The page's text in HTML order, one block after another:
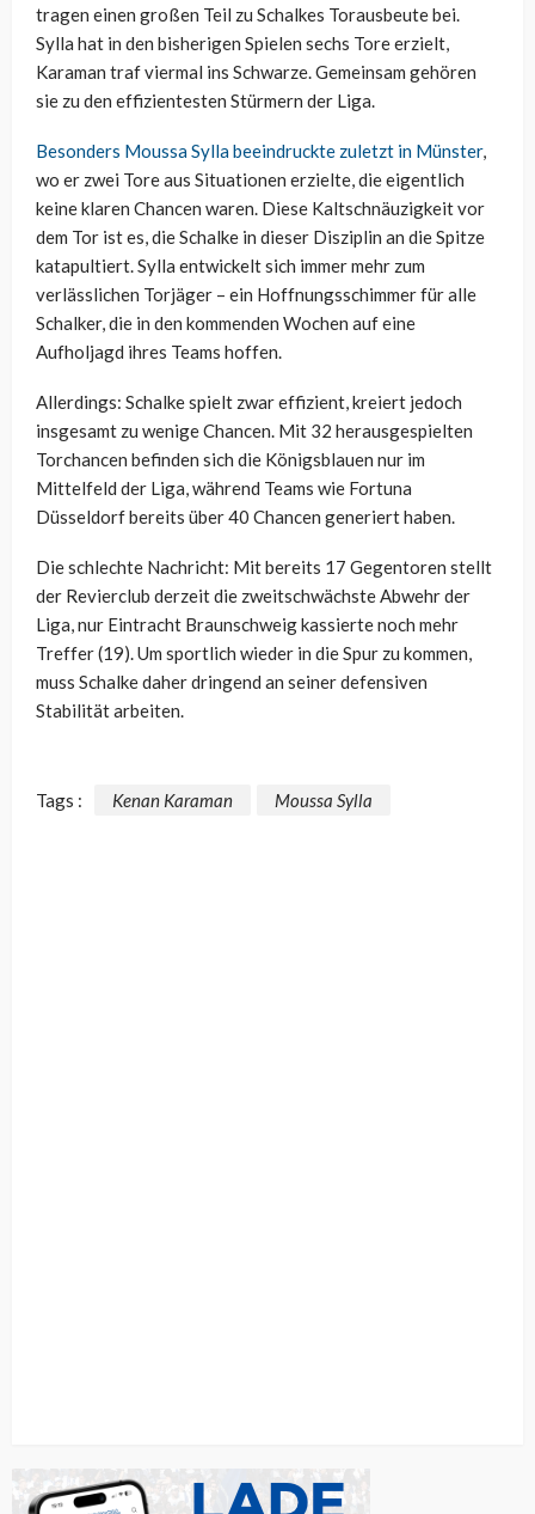
tragen einen großen Teil zu Schalkes Torausbeute bei.
Sylla hat in den bisherigen Spielen sechs Tore erzielt,
Karaman traf viermal ins Schwarze. Gemeinsam gehören
sie zu den effizientesten Stürmern der Liga.
Besonders Moussa Sylla beeindruckte zuletzt in Münster,
wo er zwei Tore aus Situationen erzielte, die eigentlich
keine klaren Chancen waren. Diese Kaltschnäuzigkeit vor
dem Tor ist es, die Schalke in dieser Disziplin an die Spitze
katapultiert. Sylla entwickelt sich immer mehr zum
verlässlichen Torjäger – ein Hoffnungsschimmer für alle
Schalker, die in den kommenden Wochen auf eine
Aufholjagd ihres Teams hoffen.
Allerdings: Schalke spielt zwar effizient, kreiert jedoch
insgesamt zu wenige Chancen. Mit 32 herausgespielten
Torchancen befinden sich die Königsblauen nur im
Mittelfeld der Liga, während Teams wie Fortuna
Düsseldorf bereits über 40 Chancen generiert haben.
Die schlechte Nachricht: Mit bereits 17 Gegentoren stellt
der Revierclub derzeit die zweitschwächste Abwehr der
Liga, nur Eintracht Braunschweig kassierte noch mehr
Treffer (19). Um sportlich wieder in die Spur zu kommen,
muss Schalke daher dringend an seiner defensiven
Stabilität arbeiten.
Tags : Kenan Karaman Moussa Sylla